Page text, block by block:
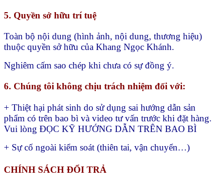
5. Quyền sở hữu trí tuệ
Toàn bộ nội dung (hình ảnh, nội dung, thương hiệu)
thuộc quyền sở hữu của Khang Ngọc Khánh.
Nghiêm cấm sao chép khi chưa có sự đồng ý.
6. Chúng tôi không chịu trách nhiệm đối với:
+ Thiệt hại phát sinh do sử dụng sai hướng dẫn sản
phẩm có trên bao bì và video tư vấn trước khi đặt hàng.
Vui lòng ĐỌC KỸ HƯỚNG DẪN TRÊN BAO BÌ
+ Sự cố ngoài kiểm soát (thiên tai, vận chuyển…)
CHÍNH SÁCH ĐỔI TRẢ